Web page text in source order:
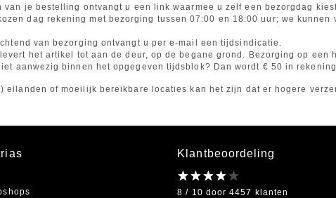
van je bestelling ontvangt u een link waarmee u zelf een bezorgdag
dag rekening met bezorging tussen 07:00 en 18:00 uur; we
van bezorging ontvangt u per e-mail een tijdsindicatie.
het artikel tot aan de deur, op de begane grond. Bezorging op
aanwezig binnen het opgegeven tijdsblok? Dan wordt € 50 in
eilanden of moeilijk bereikbare locaties kan het zijn dat er hogere
Klantbeoordeling
8 / 10 door 4457 klanten